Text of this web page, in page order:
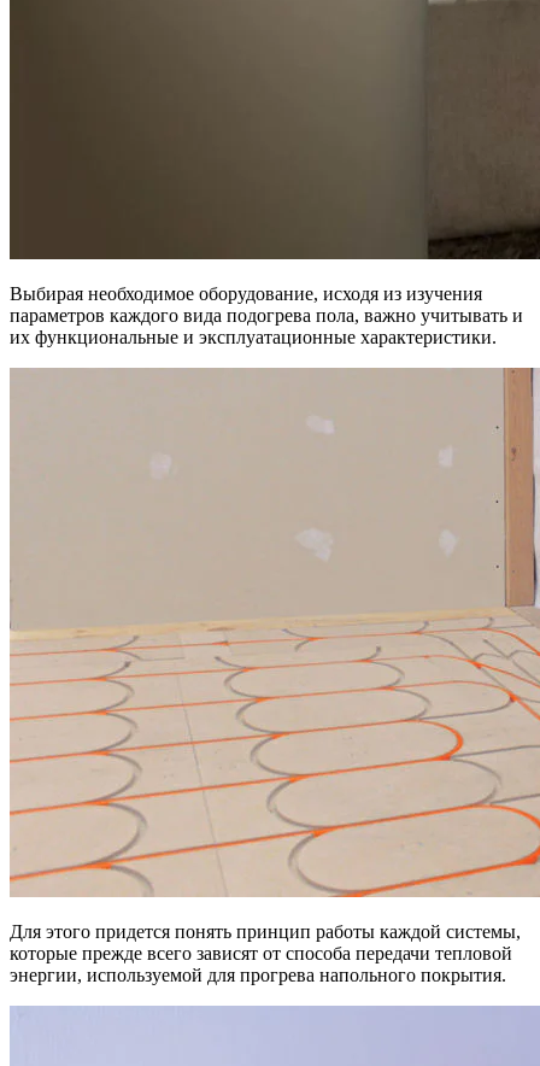
Выбирая необходимое оборудование, исходя из изучения
параметров каждого вида подогрева пола, важно учитывать и
их функциональные и эксплуатационные характеристики.
Для этого придется понять принцип работы каждой системы,
которые прежде всего зависят от способа передачи тепловой
энергии, используемой для прогрева напольного покрытия.